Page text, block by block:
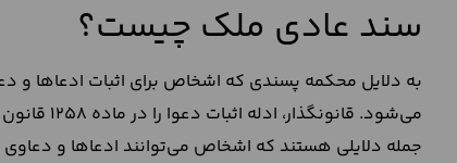
سند عادی ملک چیست؟
به دلایل محکمه پسندی که اشخاص برای اثبات ادعاها و
جمله دلایلی هستند که اشخاص می‌توانند ادعاها و دعاوی